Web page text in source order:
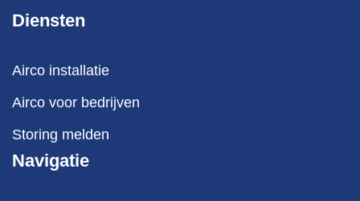
Diensten
Airco installatie
Airco voor bedrijven
Storing melden
Navigatie